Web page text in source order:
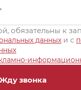
обязательны к
данных и c
Жду звонка